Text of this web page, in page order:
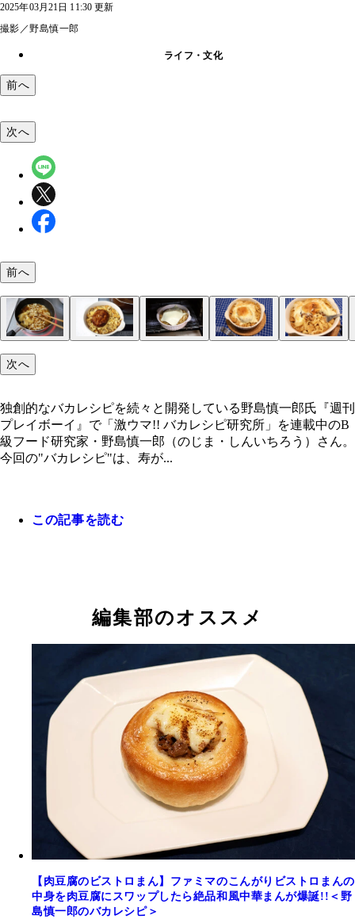
2025年03月21日 11:30 更新
撮影／野島慎一郎
ライフ・文化
前へ
ど、お好みのものを入れよう
おき、麺の上にのせる
ツと煮立ったら出来上がり！
ーズのコク深さも最高！
次へ
前へ
次へ
独創的なバカレシピを続々と開発している野島慎一郎氏『週刊
プレイボーイ』で「激ウマ!! バカレシピ研究所」を連載中のB
級フード研究家・野島慎一郎（のじま・しんいちろう）さん。
今回の"バカレシピ"は、寿が...
この記事を読む
編集部のオススメ
【肉豆腐のビストロまん】ファミマのこんがりビストロまんの
中身を肉豆腐にスワップしたら絶品和風中華まんが爆誕!!＜野
島慎一郎のバカレシピ＞